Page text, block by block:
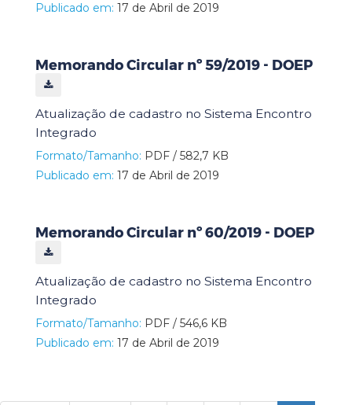
Publicado em: 17 de Abril de 2019
Memorando Circular nº 59/2019 - DOEP
Atualização de cadastro no Sistema Encontro
Integrado
Formato/Tamanho: PDF / 582,7 KB
Publicado em: 17 de Abril de 2019
Memorando Circular nº 60/2019 - DOEP
Atualização de cadastro no Sistema Encontro
Integrado
Formato/Tamanho: PDF / 546,6 KB
Publicado em: 17 de Abril de 2019